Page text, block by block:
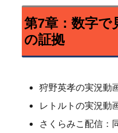
第7章：数字で
の証拠
狩野英孝の実況動
レトルトの実況動
さくらみこ配信：